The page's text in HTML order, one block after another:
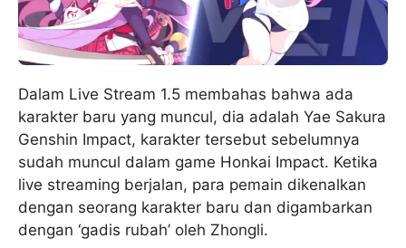
Dalam Live Stream 1.5 membahas bahwa ada
karakter baru yang muncul, dia adalah Yae Sakura
Genshin Impact, karakter tersebut sebelumnya
sudah muncul dalam game Honkai Impact. Ketika
live streaming berjalan, para pemain dikenalkan
dengan seorang karakter baru dan digambarkan
dengan ‘gadis rubah’ oleh Zhongli.